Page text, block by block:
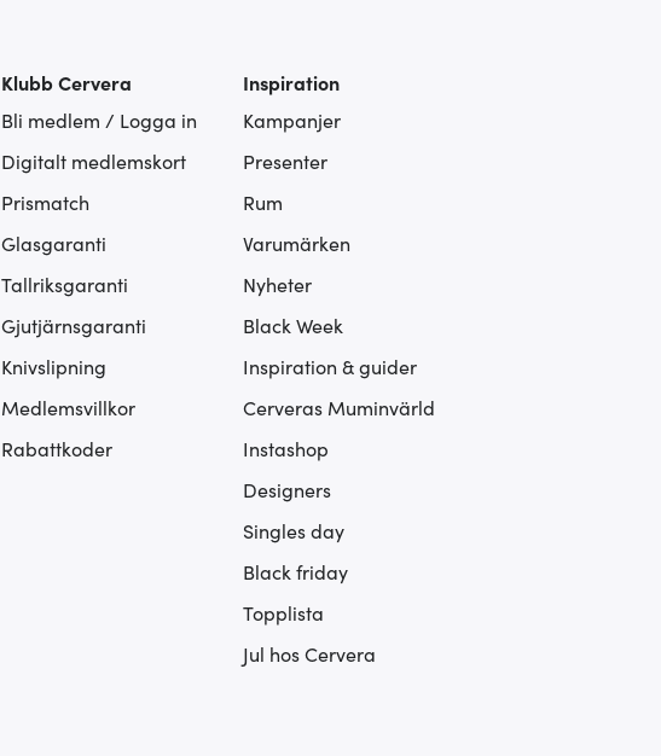
Klubb Cervera
Bli medlem / Logga in
Digitalt medlemskort
Prismatch
Glasgaranti
Tallriksgaranti
Gjutjärnsgaranti
Knivslipning
Medlemsvillkor
Rabattkoder
Inspiration
Kampanjer
Presenter
Rum
Varumärken
Nyheter
Black Week
Inspiration & guider
Cerveras Muminvärld
Instashop
Designers
Singles day
Black friday
Topplista
Jul hos Cervera